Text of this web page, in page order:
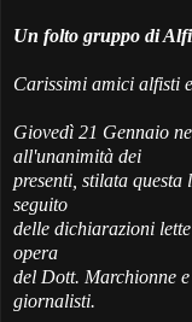
Un folto gruppo di
Carissimi amici alfisti
Giovedì 21 Gennaio
all'unanimità dei
presenti, stilata
seguito
delle dichiarazioni
opera
del Dott. Marchionne
giornalisti.